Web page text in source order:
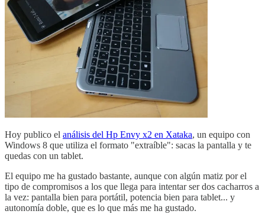
Hoy publico el análisis del Hp Envy x2 en Xataka, un equipo con
Windows 8 que utiliza el formato "extraíble": sacas la pantalla y te
quedas con un tablet.
El equipo me ha gustado bastante, aunque con algún matiz por el
tipo de compromisos a los que llega para intentar ser dos cacharros a
la vez: pantalla bien para portátil, potencia bien para tablet... y
autonomía doble, que es lo que más me ha gustado.